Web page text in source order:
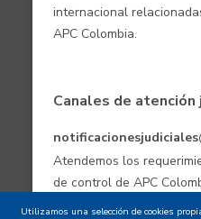
internacional
APC Colombia.
Canales de atención
Atendemos los
de control de APC
Utilizamos una selección de cookies